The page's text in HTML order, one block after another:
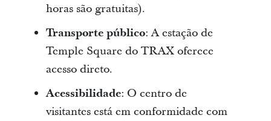
horas são gratuitas).
Transporte público: A estação de
Temple Square do TRAX oferece
acesso direto.
Acessibilidade: O centro de
visitantes está em conformidade com